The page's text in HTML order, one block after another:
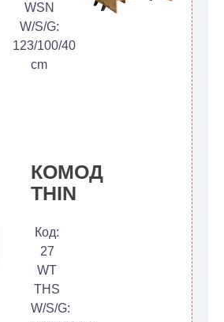
WSN
W/S/G:
123/100/40
cm
КОМОД
THIN
Код:
27
WT
THS
W/S/G: